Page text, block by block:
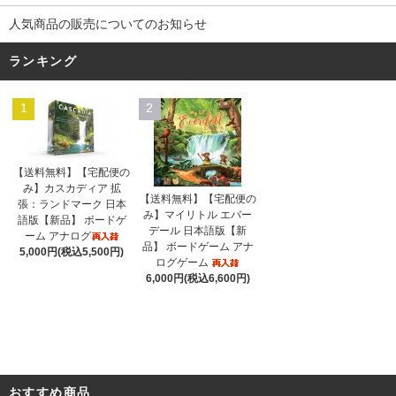
人気商品の販売についてのお知らせ
ランキング
1
【送料無料】【宅配便の
み】カスカディア 拡
張：ランドマーク 日本
語版【新品】 ボードゲ
ーム アナログ
5,000円(税込5,500円)
2
【送料無料】【宅配便の
み】マイリトル エバー
デール 日本語版【新
品】 ボードゲーム アナ
ログゲーム
6,000円(税込6,600円)
おすすめ商品